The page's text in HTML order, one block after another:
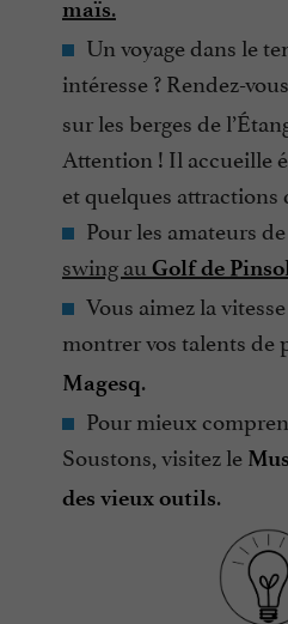
maïs
Un voyage dans le
intéresse ? Rendez-
sur les berges de
Attention ! Il accueille
et quelques attractions
Pour les amateurs
swing au Golf de
Vous aimez la
montrer vos talents de
Magesq.
Pour mieux
Soustons, visitez le
des vieux outils.